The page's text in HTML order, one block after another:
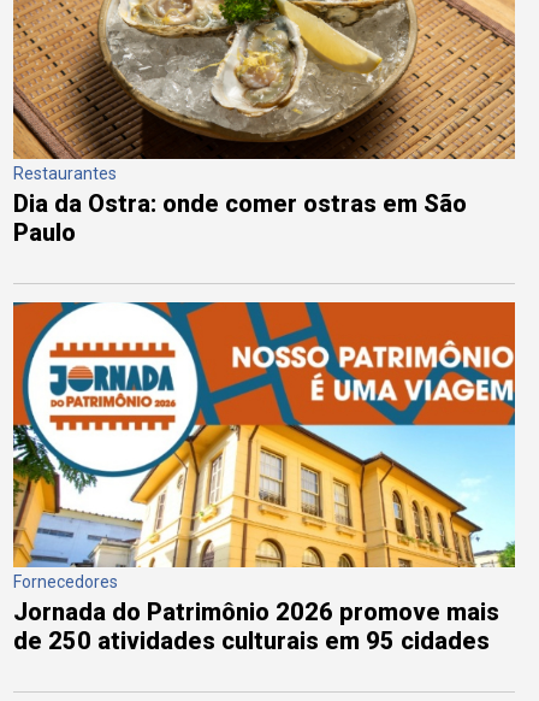
Restaurantes
Dia da Ostra: onde comer ostras em São
Paulo
Fornecedores
Jornada do Patrimônio 2026 promove mais
de 250 atividades culturais em 95 cidades